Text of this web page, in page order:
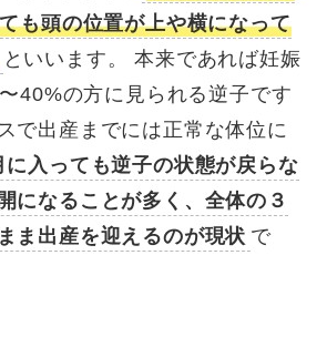
も頭の位置が上や横になって
といいます。 本来であれば妊娠
40%の方に見られる逆子です
で出産までには正常な体位に
に入っても逆子の状態が戻らな
になることが多く、全体の３
ま出産を迎えるのが現状 で